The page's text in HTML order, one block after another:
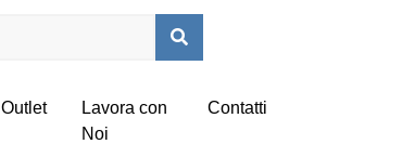
Outlet
Lavora con
Noi
Contatti